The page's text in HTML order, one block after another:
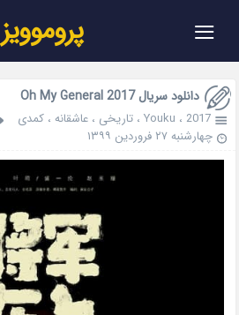
≡ پروموویز
دانلود سریال Oh My General 2017
2017 ، Youku ،تاریخی ،عاشقانه ،کمدی
چهارشنبه ۲۷ فروردین ۱۳۹۹